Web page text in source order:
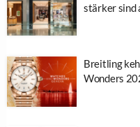
stärker sind
Breitling
Wonders